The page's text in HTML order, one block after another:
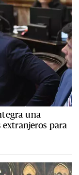
una
extranjeros para